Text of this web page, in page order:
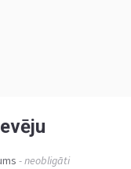
- neobligāti